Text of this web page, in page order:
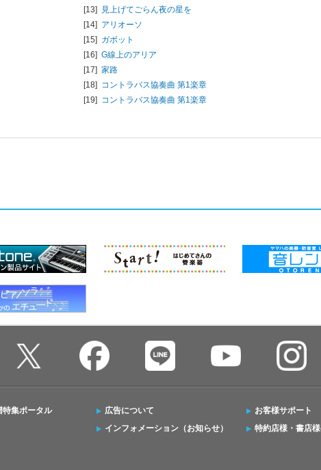
[13] 見上げてごらん夜の星を
[14] アリオーソ
[15] ガボット
[16] G線上のアリア
[17] 家路
[18] コントラバス協奏曲 第1楽章
[19] コントラバス協奏曲 第1楽章
特集ポータル
広告について
インフォメーション（お知らせ）
お客様サポート
特約店様・書店